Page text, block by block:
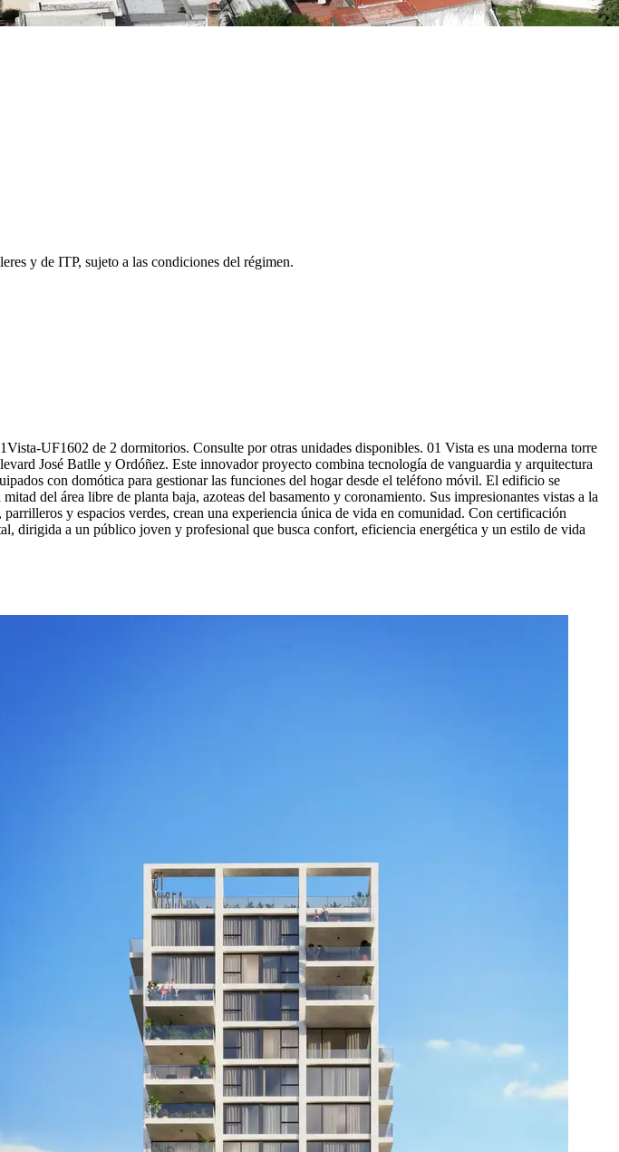
y de ITP, sujeto a las condiciones del régimen.
UF1602 de 2 dormitorios. Consulte por otras unidades disponibles. 01 Vista es una moderna torre
José Batlle y Ordóñez. Este innovador proyecto combina tecnología de vanguardia y arquitectura
con domótica para gestionar las funciones del hogar desde el teléfono móvil. El edificio se
del área libre de planta baja, azoteas del basamento y coronamiento. Sus impresionantes vistas a la
y espacios verdes, crean una experiencia única de vida en comunidad. Con certificación
dirigida a un público joven y profesional que busca confort, eficiencia energética y un estilo de vida